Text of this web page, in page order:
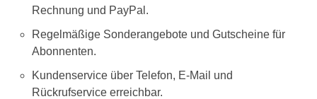
Rechnung und PayPal.
Regelmäßige Sonderangebote und Gutscheine für
Abonnenten.
Kundenservice über Telefon, E-Mail und
Rückrufservice erreichbar.